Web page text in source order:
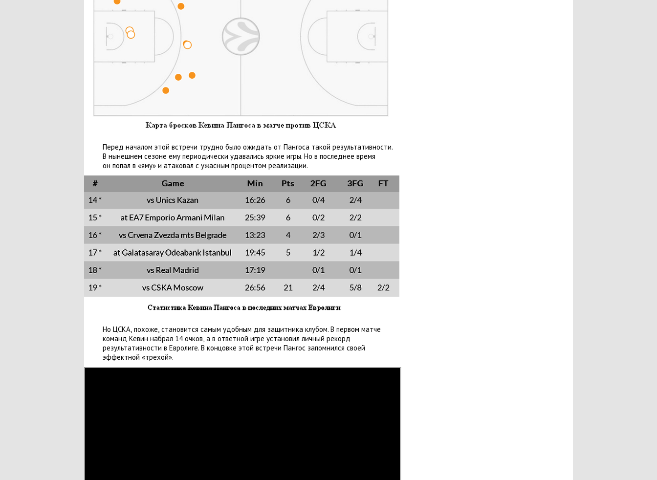
Перед началом этой встречи трудно было ожидать от Пангоса такой результативности.
В нынешнем сезоне ему периодически удавались яркие игры. Но в последнее время
он попал в «яму» и атаковал с ужасным процентом реализации.
Но ЦСКА, похоже, становится самым удобным для защитника клубом. В первом матче
команд Кевин набрал 14 очков, а в ответной игре установил личный рекорд
результативности в Евролиге. В концовке этой встречи Пангос запомнился своей
эффектной «трехой».